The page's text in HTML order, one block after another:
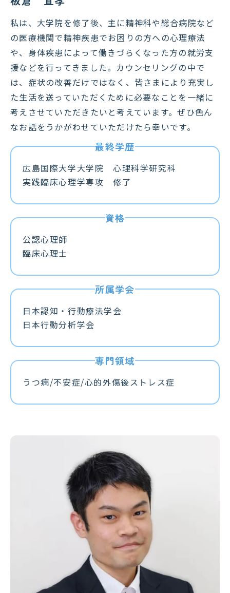
私は、大学院を修了後、主に精神科や総合病院など
の医療機関で精神疾患でお困りの方への心理療法
や、身体疾患によって働きづらくなった方の就労支
援などを行ってきました。カウンセリングの中で
は、症状の改善だけではなく、皆さまにより充実し
た生活を送っていただくために必要なことを一緒に
考えさせていただきたいと考えています。ぜひ色ん
なお話をうかがわせていただけたら幸いです。
広島国際大学大学院 心理科学研究科
実践臨床心理学専攻 修了
公認心理師
臨床心理士
日本認知・行動療法学会
日本行動分析学会
うつ病/不安症/心的外傷後ストレス症